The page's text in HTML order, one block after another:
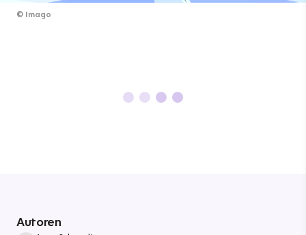
© Imago
Autoren